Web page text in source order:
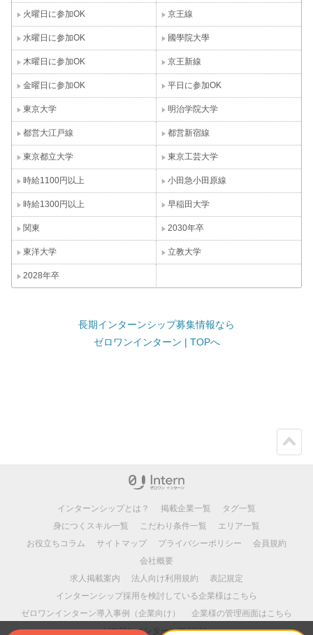
火曜日に参加OK 京王線
水曜日に参加OK 國學院大學
木曜日に参加OK 京王新線
金曜日に参加OK 平日に参加OK
東京大学 明治学院大学
都営大江戸線 都営新宿線
東京都立大学 東京工芸大学
時給1100円以上 小田急小田原線
時給1300円以上 早稲田大学
関東 2030年卒
東洋大学 立教大学
2028年卒
長期インターンシップ募集情報なら
ゼロワンインターン | TOPへ
インターンシップとは？ 掲載企業一覧
タグ一覧
身につくスキル一覧
こだわり条件一覧
エリア一覧
お役立ちコラム
サイトマップ プライバシーポリシー
会員規約
会社概要
求人掲載案内
法人向け利用規約
表記規定
インターンシップ採用を検討している企業様はこちら
ゼロワンインターン導入事例（企業向け）
企業様の管理画面はこちら
ゼロワンインターンマガジン